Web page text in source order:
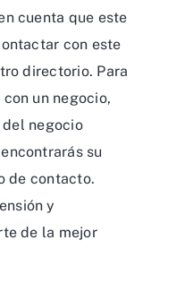
cuenta que este
con este
directorio. Para
un negocio,
negocio
su
de contacto.
y
de la mejor